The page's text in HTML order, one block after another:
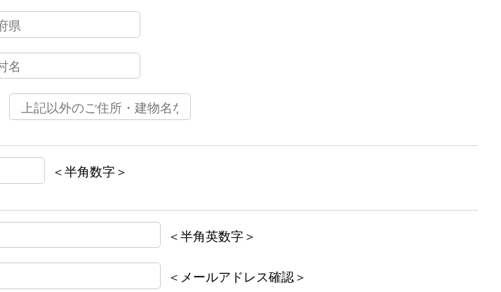
＜半角数字＞
＜半角英数字＞
＜メールアドレス確認＞